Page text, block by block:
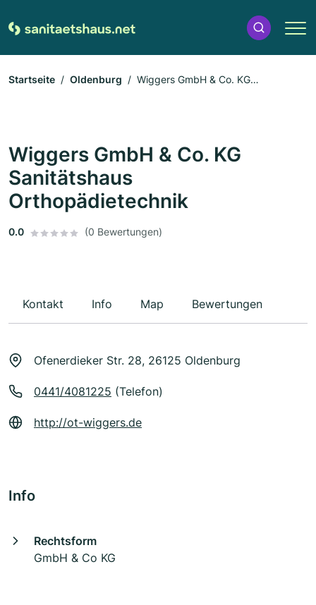
Startseite Oldenburg
Wiggers GmbH & Co. KG
Wiggers GmbH & Co. KG
Sanitätshaus
Orthopädietechnik
0.0 (0 Bewertungen)
Kontakt Info Map Bewertungen
Ofenerdieker Str. 28, 26125 Oldenburg
0441/4081225 (Telefon)
http://ot-wiggers.de
Info
Rechtsform
GmbH & Co KG